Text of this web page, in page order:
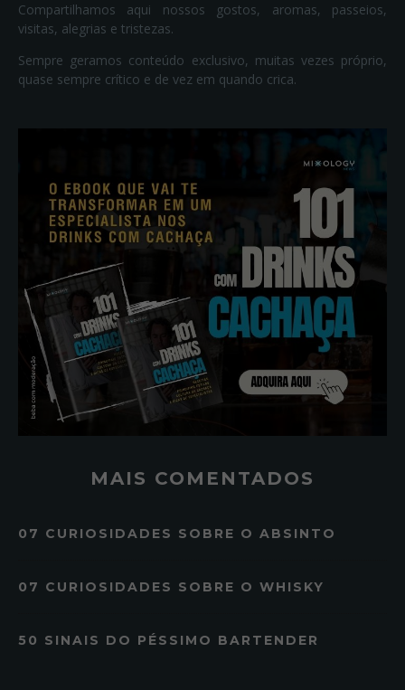
Compartilhamos aqui nossos gostos, aromas, passeios,
visitas, alegrias e tristezas.
Sempre geramos conteúdo exclusivo, muitas vezes próprio,
quase sempre crítico e de vez em quando crica.
MAIS COMENTADOS
07 CURIOSIDADES SOBRE O ABSINTO
07 CURIOSIDADES SOBRE O WHISKY
50 SINAIS DO PÉSSIMO BARTENDER